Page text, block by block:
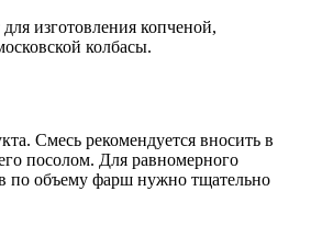
изготовления копченой,
колбасы.
Смесь рекомендуется вносить в
посолом. Для равномерного
по объему фарш нужно тщательно